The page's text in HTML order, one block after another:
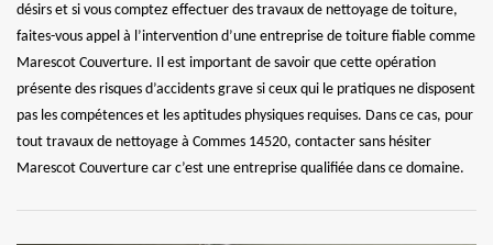
désirs et si vous comptez effectuer des travaux de nettoyage de toiture,
faites-vous appel à l’intervention d’une entreprise de toiture fiable comme
Marescot Couverture. Il est important de savoir que cette opération
présente des risques d’accidents grave si ceux qui le pratiques ne disposent
pas les compétences et les aptitudes physiques requises. Dans ce cas, pour
tout travaux de nettoyage à Commes 14520, contacter sans hésiter
Marescot Couverture car c’est une entreprise qualifiée dans ce domaine.